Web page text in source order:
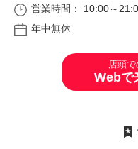
営業時間： 10:00～
年中無休
店頭
Webで